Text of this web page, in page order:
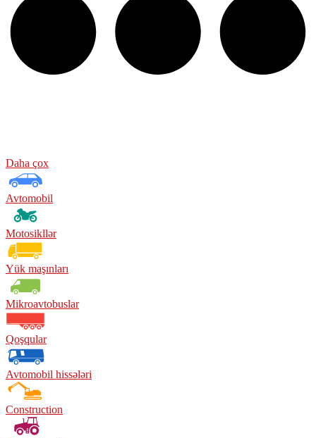
Daha çox
Avtomobil
Motosikllər
Yük maşınları
Mikroavtobuslar
Qoşqular
Avtomobil hissələri
Construction